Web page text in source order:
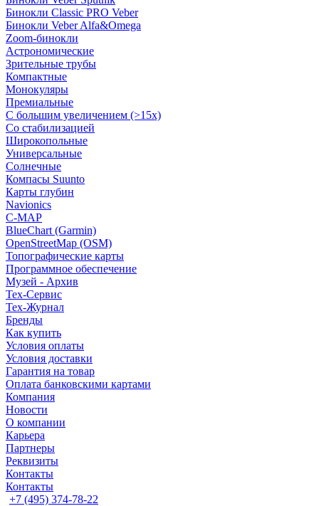
Бинокли Classic PRO Veber
Бинокли Veber Alfa&Omega
Zoom-бинокли
Астрономические
Зрительные трубы
Компактные
Монокуляры
Премиальные
С большим увеличением (>15x)
Со стабилизацией
Широкопольные
Универсальные
Солнечные
Компасы Suunto
Карты глубин
Navionics
C-MAP
BlueChart (Garmin)
OpenStreetMap (OSM)
Топографические карты
Программное обеспечение
Музей - Архив
Tex-Сервис
Тех-Журнал
Бренды
Как купить
Условия оплаты
Условия доставки
Гарантия на товар
Оплата банковскими картами
Компания
Новости
О компании
Карьера
Партнеры
Реквизиты
Контакты
Контакты
+7 (495) 374-78-22